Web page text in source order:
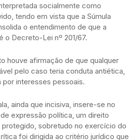
socialmente como
tendo em vista que a Súmula
o entendimento de que a
o Decreto-Lei nº 201/67.
houve afirmação de que qualquer
pelo caso teria conduta antiética,
por interesses pessoais.
ainda que incisiva, insere-se no
expressão política, um direito
sobretudo no exercício do
foi dirigida ao critério jurídico que